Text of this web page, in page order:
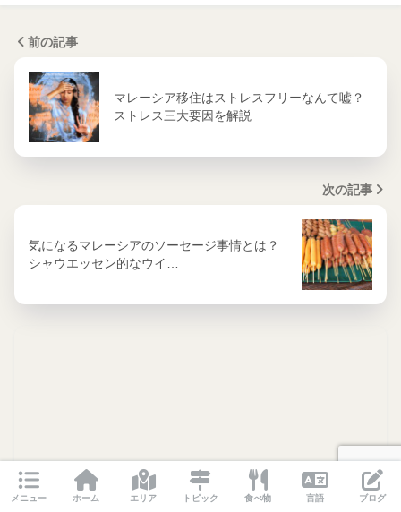
前の記事
マレーシア移住はストレスフリーなんて嘘？
ストレス三大要因を解説
次の記事
気になるマレーシアのソーセージ事情とは？
シャウエッセン的なウイ…
メニュー ホーム エリア トピック 食べ物 言語 ブログ